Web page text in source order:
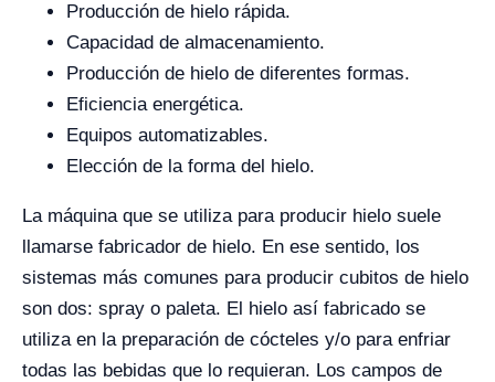
Producción de hielo rápida.
Capacidad de almacenamiento.
Producción de hielo de diferentes formas.
Eficiencia energética.
Equipos automatizables.
Elección de la forma del hielo.
La máquina que se utiliza para producir hielo suele
llamarse fabricador de hielo. En ese sentido, los
sistemas más comunes para producir cubitos de hielo
son dos: spray o paleta. El hielo así fabricado se
utiliza en la preparación de cócteles y/o para enfriar
todas las bebidas que lo requieran. Los campos de